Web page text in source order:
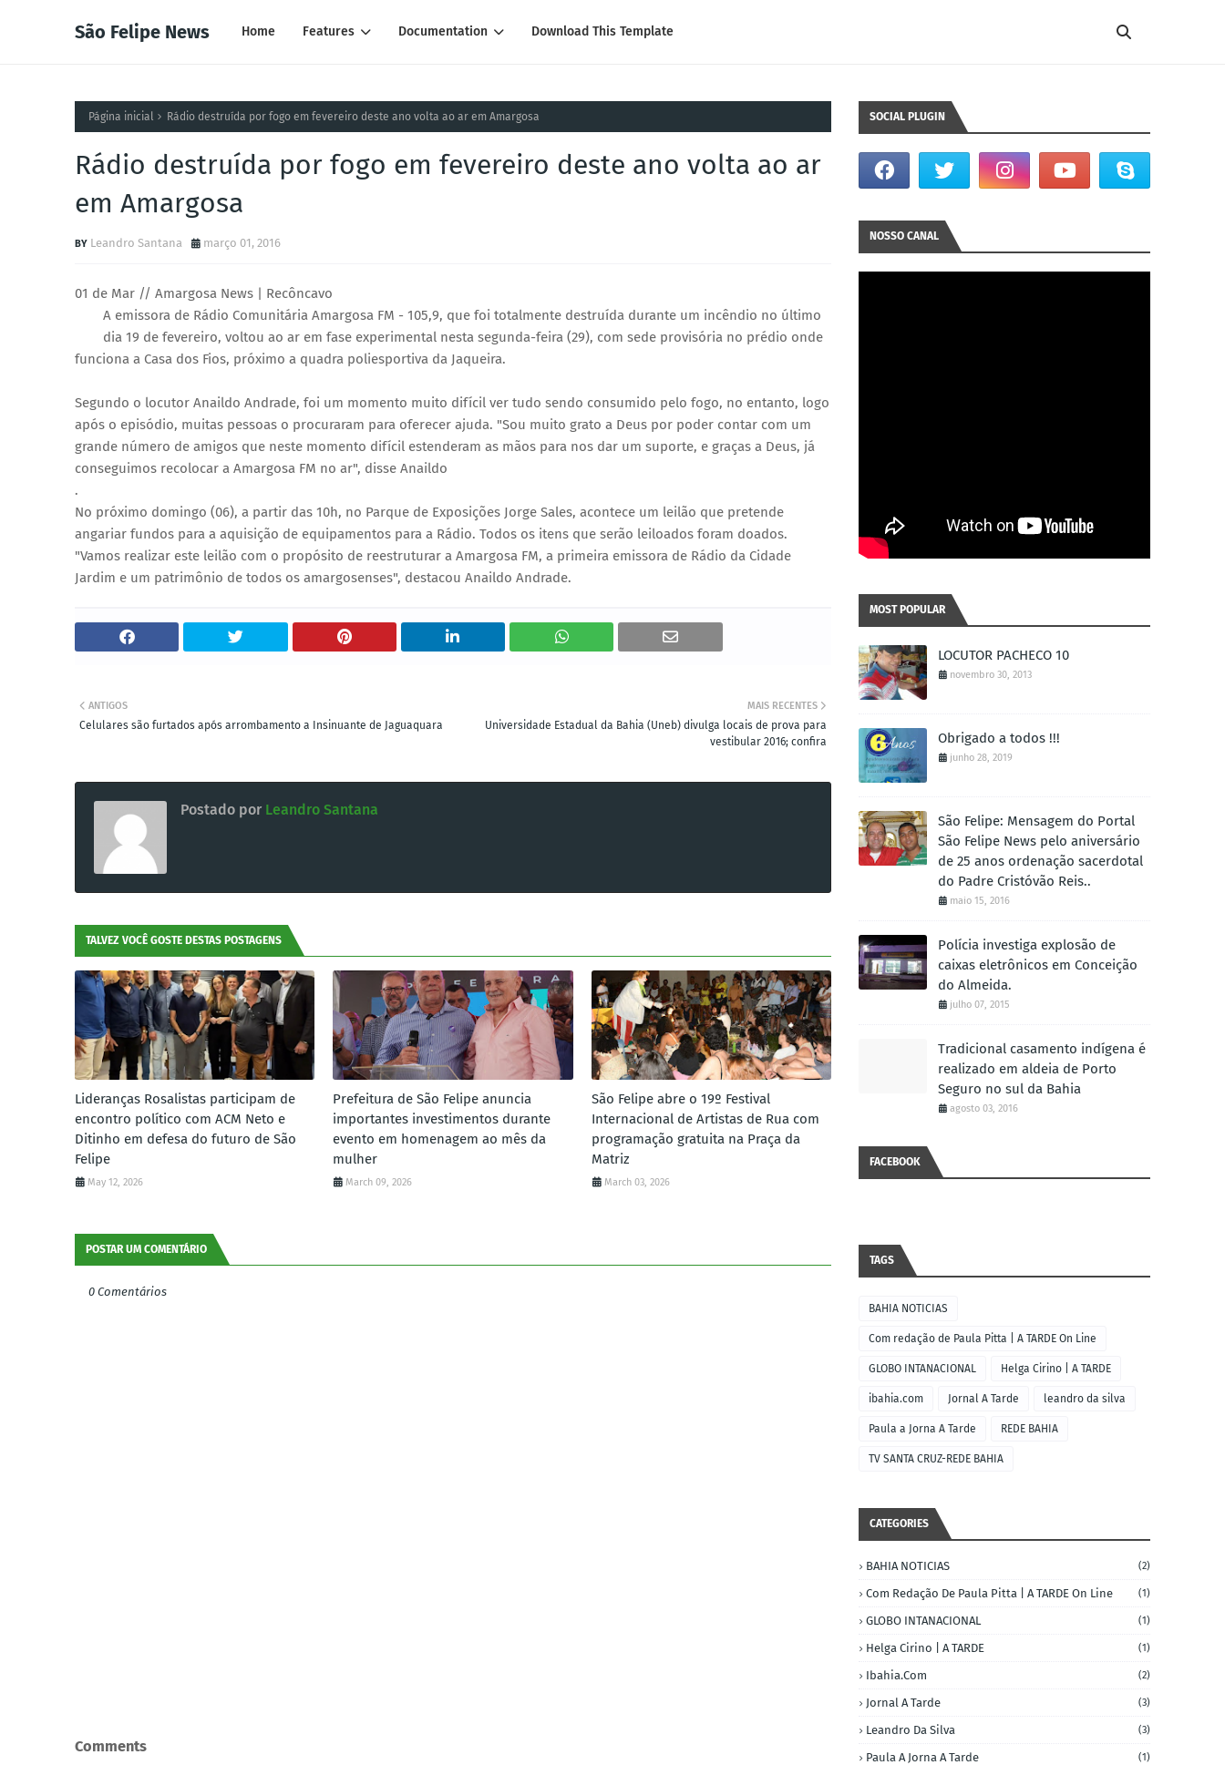
São Felipe News Home Features Documentation Download This Template
Página inicial Rádio destruída por fogo em fevereiro deste ano volta ao ar em Amargosa
Rádio destruída por fogo em fevereiro deste ano volta ao ar
em Amargosa
Leandro Santana março 01, 2016
01 de Mar // Amargosa News | Recôncavo
A emissora de Rádio Comunitária Amargosa FM - 105,9, que foi totalmente destruída durante um incêndio no último
dia 19 de fevereiro, voltou ao ar em fase experimental nesta segunda-feira (29), com sede provisória no prédio onde
funciona a Casa dos Fios, próximo a quadra poliesportiva da Jaqueira.
Segundo o locutor Anaildo Andrade, foi um momento muito difícil ver tudo sendo consumido pelo fogo, no entanto, logo
após o episódio, muitas pessoas o procuraram para oferecer ajuda. "Sou muito grato a Deus por poder contar com um
grande número de amigos que neste momento difícil estenderam as mãos para nos dar um suporte, e graças a Deus, já
conseguimos recolocar a Amargosa FM no ar", disse Anaildo
.
No próximo domingo (06), a partir das 10h, no Parque de Exposições Jorge Sales, acontece um leilão que pretende
angariar fundos para a aquisição de equipamentos para a Rádio. Todos os itens que serão leiloados foram doados.
"Vamos realizar este leilão com o propósito de reestruturar a Amargosa FM, a primeira emissora de Rádio da Cidade
Jardim e um patrimônio de todos os amargosenses", destacou Anaildo Andrade.
MAIS RECENTES
Universidade Estadual da Bahia (Uneb) divulga locais de prova para
vestibular 2016; confira
ANTIGOS
Celulares são furtados após arrombamento a Insinuante de Jaguaquara
Postado por Leandro Santana
TALVEZ VOCÊ GOSTE DESTAS POSTAGENS
Lideranças Rosalistas participam de
encontro político com ACM Neto e
Ditinho em defesa do futuro de São
Felipe
May 12, 2026
Prefeitura de São Felipe anuncia
importantes investimentos durante
evento em homenagem ao mês da
mulher
March 09, 2026
São Felipe abre o 19º Festival
Internacional de Artistas de Rua com
programação gratuita na Praça da
Matriz
March 03, 2026
POSTAR UM COMENTÁRIO
0 Comentários
Comments
SOCIAL PLUGIN
NOSSO CANAL
MOST POPULAR
LOCUTOR PACHECO 10
novembro 30, 2013
Obrigado a todos !!!
junho 28, 2019
São Felipe: Mensagem do Portal
São Felipe News pelo aniversário
de 25 anos ordenação sacerdotal
do Padre Cristóvão Reis..
maio 15, 2016
Polícia investiga explosão de
caixas eletrônicos em Conceição
do Almeida.
julho 07, 2015
Tradicional casamento indígena é
realizado em aldeia de Porto
Seguro no sul da Bahia
agosto 03, 2016
FACEBOOK
TAGS
BAHIA NOTICIAS
Com redação de Paula Pitta | A TARDE On Line
GLOBO INTANACIONAL Helga Cirino | A TARDE
ibahia.com Jornal A Tarde leandro da silva
Paula a Jorna A Tarde REDE BAHIA
TV SANTA CRUZ-REDE BAHIA
CATEGORIES
BAHIA NOTICIAS (2)
Com Redação De Paula Pitta | A TARDE On Line (1)
GLOBO INTANACIONAL (1)
Helga Cirino | A TARDE (1)
Ibahia.com (2)
Jornal A Tarde (3)
Leandro Da Silva (3)
Paula A Jorna A Tarde (1)